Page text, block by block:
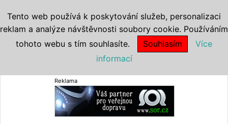
Reklama
Tento web používá k poskytování služeb, personalizaci
reklam a analýze návštěvnosti soubory cookie. Používáním
tohoto webu s tím souhlasíte.
Souhlasím
Více
informací